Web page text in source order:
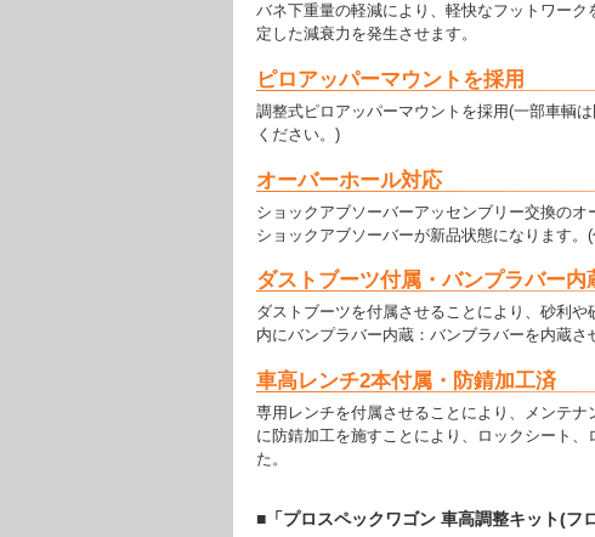
バネ下重量の軽減により、軽快なフットワー
定した減衰力を発生させます。
ピロアッパーマウントを採用
調整式ピロアッパーマウントを採用(一部車輌
ください。)
オーバーホール対応
ショックアブソーバーアッセンブリー交換の
ショックアブソーバーが新品状態になります
ダストブーツ付属・バンプラバー内
ダストブーツを付属させることにより、砂利
内にバンプラバー内蔵：バンブラバーを内蔵さ
車高レンチ2本付属・防錆加工済
専用レンチを付属させることにより、メンテ
に防錆加工を施すことにより、ロックシート
た。
■「プロスペックワゴン 車高調整キット(